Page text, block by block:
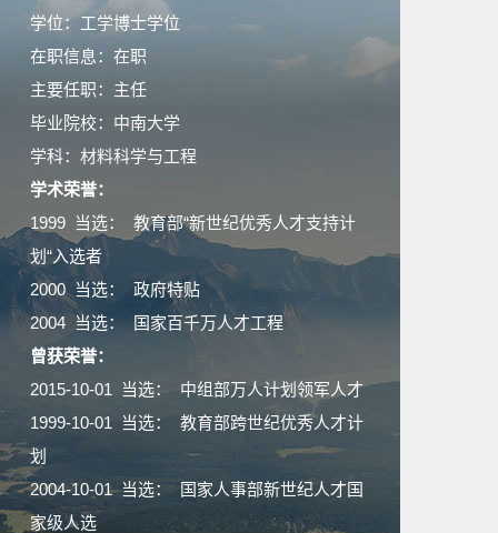
学位：工学博士学位
在职信息：在职
主要任职：主任
毕业院校：中南大学
学科：材料科学与工程
学术荣誉：
1999 当选： 教育部“新世纪优秀人才支持计
划“入选者
2000 当选： 政府特贴
2004 当选： 国家百千万人才工程
曾获荣誉：
2015-10-01 当选： 中组部万人计划领军人才
1999-10-01 当选： 教育部跨世纪优秀人才计
划
2004-10-01 当选： 国家人事部新世纪人才国
家级人选